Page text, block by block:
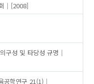
[2008]
구성 및 타당성 규명
공학연구 21(1)